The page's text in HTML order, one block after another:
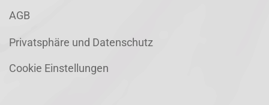
AGB
Privatsphäre und Datenschutz
Cookie Einstellungen